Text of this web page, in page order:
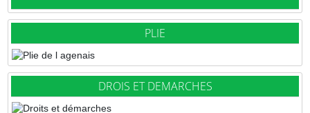
PLIE
DROIS ET DEMARCHES